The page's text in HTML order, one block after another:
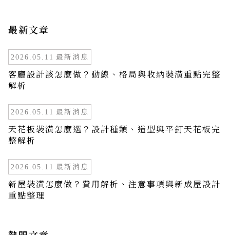
最新文章
2026.05.11 最新消息
客廳設計該怎麼做？動線、格局與收納裝潢重點完整
解析
2026.05.11 最新消息
天花板裝潢怎麼選？設計種類、造型與平釘天花板完
整解析
2026.05.11 最新消息
新屋裝潢怎麼做？費用解析、注意事項與新成屋設計
重點整理